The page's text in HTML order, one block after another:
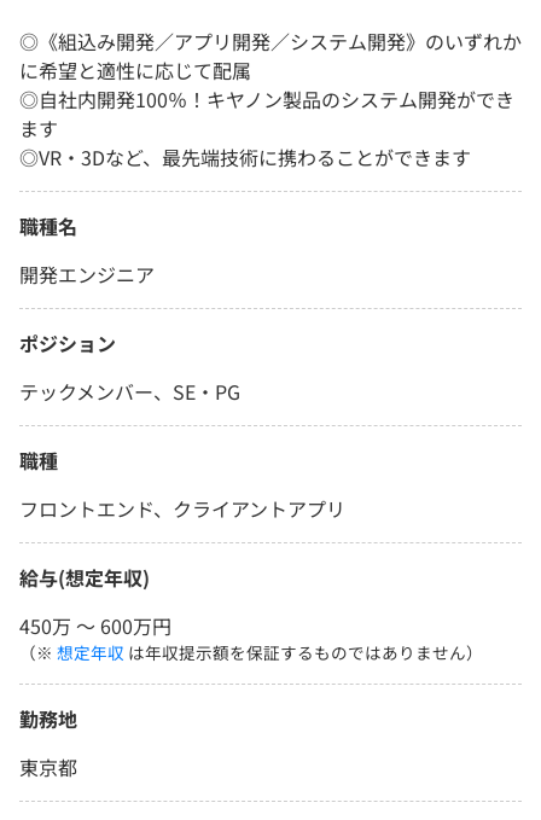
◎《組込み開発／アプリ開発／システム開発》のいずれか
に希望と適性に応じて配属
◎自社内開発100％！キヤノン製品のシステム開発ができ
ます
◎VR・3Dなど、最先端技術に携わることができます
職種名
開発エンジニア
ポジション
テックメンバー、SE・PG
職種
フロントエンド、クライアントアプリ
給与(想定年収)
450万 〜 600万円
（※ 想定年収 は年収提示額を保証するものではありません）
勤務地
東京都